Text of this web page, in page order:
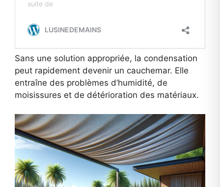
Sans une solution appropriée, la condensation
peut rapidement devenir un cauchemar. Elle
entraîne des problèmes d’humidité, de
moisissures et de détérioration des matériaux.